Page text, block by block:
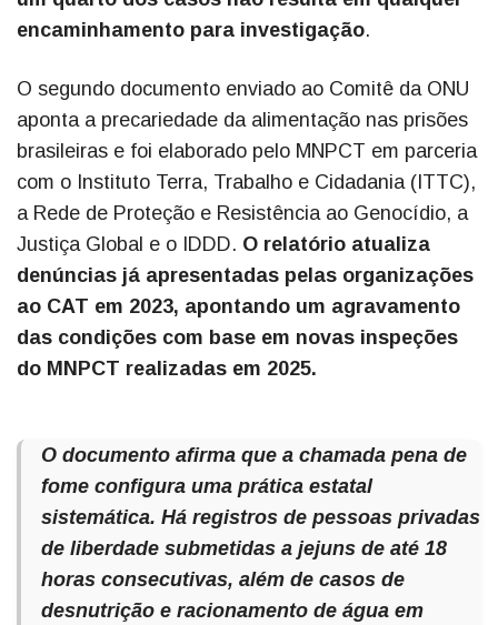
encaminhamento para investigação.
O segundo documento enviado ao Comitê da ONU
aponta a precariedade da alimentação nas prisões
brasileiras e foi elaborado pelo MNPCT em parceria
com o Instituto Terra, Trabalho e Cidadania (ITTC),
a Rede de Proteção e Resistência ao Genocídio, a
Justiça Global e o IDDD. O relatório atualiza
denúncias já apresentadas pelas organizações
ao CAT em 2023, apontando um agravamento
das condições com base em novas inspeções
do MNPCT realizadas em 2025.
O documento afirma que a chamada pena de
fome configura uma prática estatal
sistemática. Há registros de pessoas privadas
de liberdade submetidas a jejuns de até 18
horas consecutivas, além de casos de
desnutrição e racionamento de água em